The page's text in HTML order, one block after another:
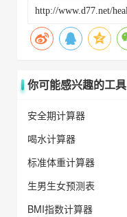
你可能感兴趣的工具
安全期计算器
喝水计算器
标准体重计算器
生男生女预测表
BMI指数计算器